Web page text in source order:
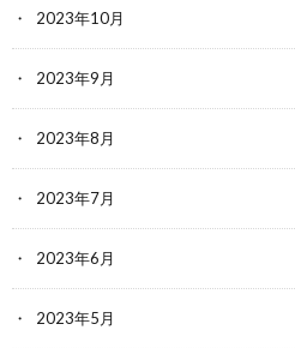
2023年10月
2023年9月
2023年8月
2023年7月
2023年6月
2023年5月